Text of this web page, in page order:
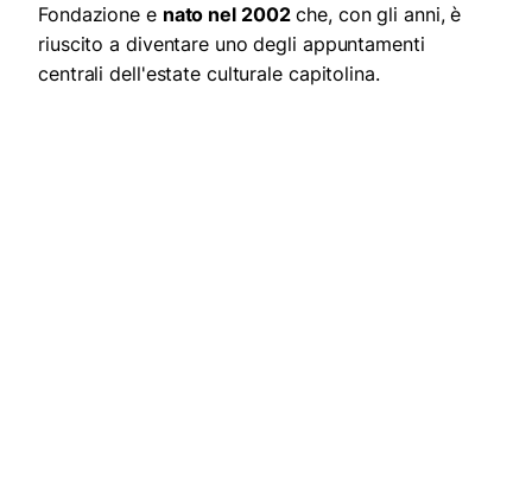
Fondazione e nato nel 2002che, con gli anni, è
riuscito a diventare uno degli appuntamenti
centrali dell'estate culturale capitolina.